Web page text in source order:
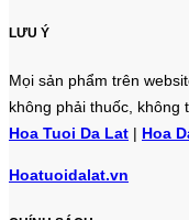
LƯU Ý
Mọi sản phẩm trên
không phải thuốc, không
Hoa Tuoi Da Lat | Hoa
Hoatuoidalat.vn